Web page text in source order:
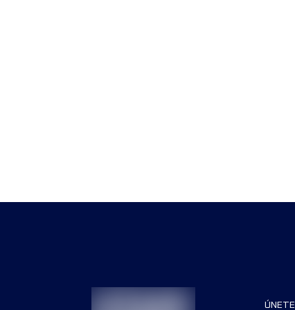
ÚNETE